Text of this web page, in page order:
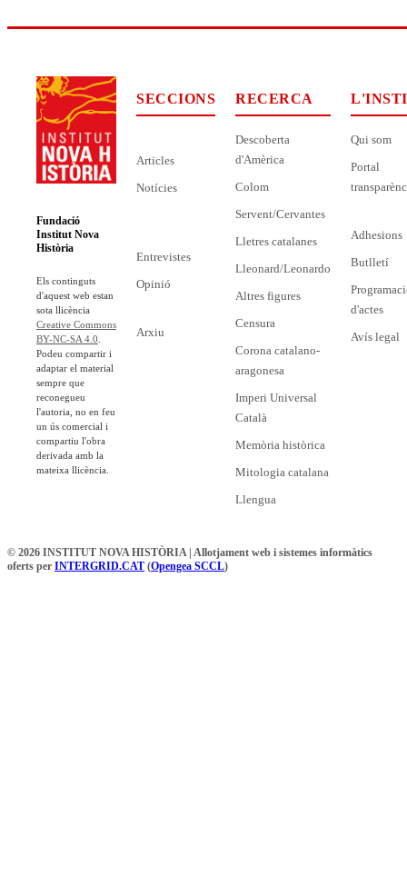
Fundació
Institut Nova
Història
Els continguts
d'aquest web estan
sota llicència
Creative Commons
BY-NC-SA 4.0
Podeu compartir i
adaptar el material
sempre que
reconegueu
l'autoria, no en feu
un ús comercial i
compartiu l'obra
derivada amb la
mateixa llicència.
SECCIONS
Articles
Notícies
Entrevistes
Opinió
Arxiu
RECERCA
Descoberta
d'Amèrica
Colom
Servent/Cervantes
Lletres catalanes
Lleonard/Leonardo
Altres figures
Censura
Corona catalano-
aragonesa
Imperi Universal
Català
Memòria històrica
Mitologia catalana
Llengua
Qui som
Portal
Adhesions
Butlletí
d'actes
Avís legal
© 2026 INSTITUT NOVA HISTÒRIA | Allotjament web i sistemes informàtics
oferts per INTERGRID.CAT (Opengea SCCL)